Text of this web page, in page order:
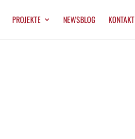
PROJEKTE NEWSBLOG KONTAKT